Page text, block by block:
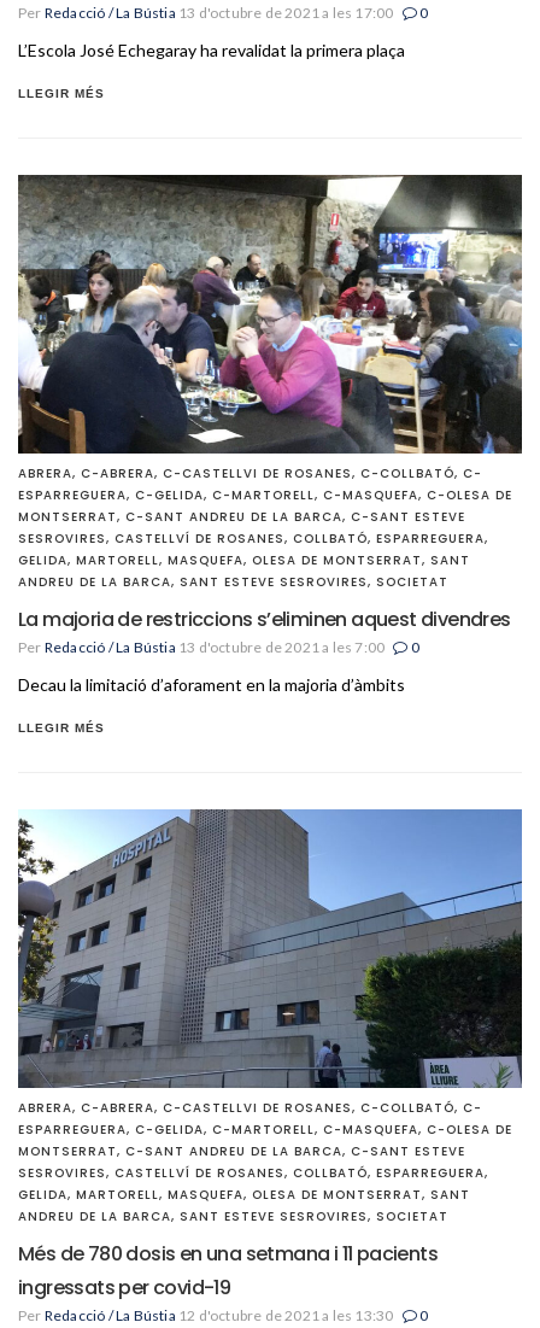
Per Redacció / La Bústia 13 d'octubre de 2021 a les 17:00 0
L’Escola José Echegaray ha revalidat la primera plaça
LLEGIR MÉS
ABRERA, C-ABRERA, C-CASTELLVI DE ROSANES, C-COLLBATÓ, C-
ESPARREGUERA, C-GELIDA, C-MARTORELL, C-MASQUEFA, C-OLESA DE
MONTSERRAT, C-SANT ANDREU DE LA BARCA, C-SANT ESTEVE
SESROVIRES, CASTELLVÍ DE ROSANES, COLLBATÓ, ESPARREGUERA,
GELIDA, MARTORELL, MASQUEFA, OLESA DE MONTSERRAT, SANT
ANDREU DE LA BARCA, SANT ESTEVE SESROVIRES, SOCIETAT
La majoria de restriccions s’eliminen aquest divendres
Per Redacció / La Bústia 13 d'octubre de 2021 a les 7:00 0
Decau la limitació d’aforament en la majoria d’àmbits
LLEGIR MÉS
ABRERA, C-ABRERA, C-CASTELLVI DE ROSANES, C-COLLBATÓ, C-
ESPARREGUERA, C-GELIDA, C-MARTORELL, C-MASQUEFA, C-OLESA DE
MONTSERRAT, C-SANT ANDREU DE LA BARCA, C-SANT ESTEVE
SESROVIRES, CASTELLVÍ DE ROSANES, COLLBATÓ, ESPARREGUERA,
GELIDA, MARTORELL, MASQUEFA, OLESA DE MONTSERRAT, SANT
ANDREU DE LA BARCA, SANT ESTEVE SESROVIRES, SOCIETAT
Més de 780 dosis en una setmana i 11 pacients
ingressats per covid-19
Per Redacció / La Bústia 12 d'octubre de 2021 a les 13:30 0